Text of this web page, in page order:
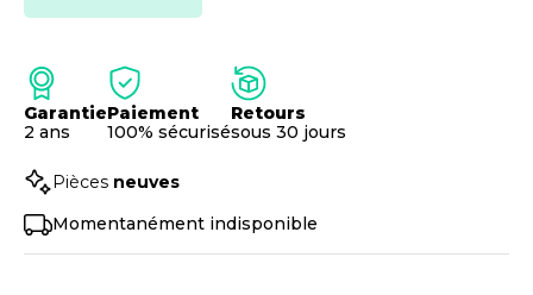
Garantie
2 ans
Paiement
100% sécurisé
Retours
sous 30 jours
Pièces neuves
Momentanément indisponible